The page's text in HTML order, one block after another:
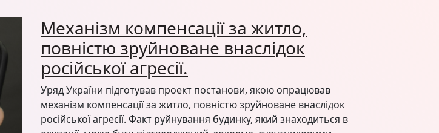
Механізм компенсації за житло,
повністю зруйноване внаслідок
російської агресії.
Уряд України підготував проект постанови, якою опрацював
механізм компенсації за житло, повністю зруйноване внаслідок
російської агресії. Факт руйнування будинку, який знаходиться в